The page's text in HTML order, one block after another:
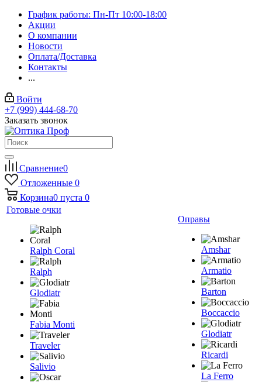
График работы: Пн-Пт 10:00-18:00
Акции
О компании
Новости
Оплата/Доставка
Контакты
...
Войти
+7 (999) 444-68-70
Заказать звонок
Сравнение0
Отложенные 0
Корзина0 пуста 0
Готовые очки
Ralph Coral
Ralph
Glodiatr
Fabia Monti
Traveler
Salivio
Оправы
Amshar
Armatio
Barton
Boccaccio
Glodiatr
Ricardi
La Ferro